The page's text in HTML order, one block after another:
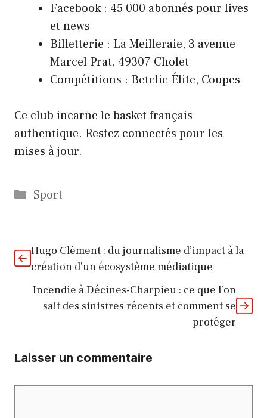
Facebook : 45 000 abonnés pour lives
et news
Billetterie : La Meilleraie, 3 avenue
Marcel Prat, 49307 Cholet
Compétitions : Betclic Élite, Coupes
Ce club incarne le basket français
authentique. Restez connectés pour les
mises à jour.
Catégories
Sport
Hugo Clément : du journalisme d’impact à la
création d’un écosystème médiatique
Incendie à Décines-Charpieu : ce que l’on
sait des sinistres récents et comment se
protéger
Laisser un commentaire